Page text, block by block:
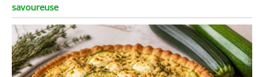
savoureuse